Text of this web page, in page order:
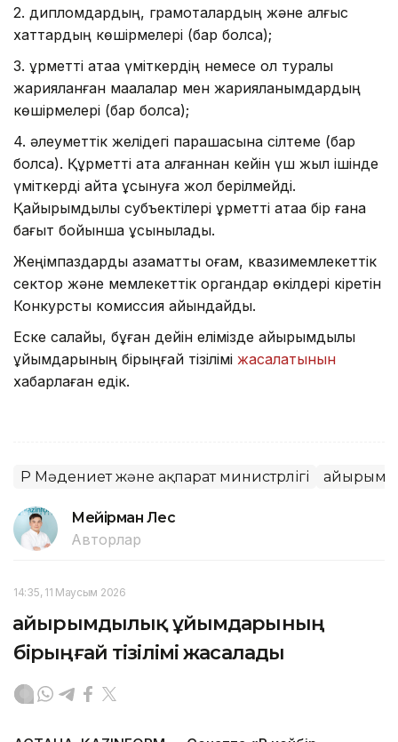
2. дипломдардың, грамоталардың және алғыс
хаттардың көшірмелері (бар болса);
3. құрметті атаққа үміткердің немесе ол туралы
жарияланған мақалалар мен жарияланымдардың
көшірмелері (бар болса);
4. әлеуметтік желідегі парақшасына сілтеме (бар
болса). Құрметті атақ алғаннан кейін үш жыл ішінде
үміткерді қайта ұсынуға жол берілмейді.
Қайырымдылық субъектілері құрметті атаққа бір ғана
бағыт бойынша ұсынылады.
Жеңімпаздарды азаматтық қоғам, квазимемлекеттік
сектор және мемлекеттік органдар өкілдері кіретін
Конкурстық комиссия айқындайды.
Еске салайық, бұған дейін елімізде қайырымдылық
ұйымдарының бірыңғай тізілімі жасалатынын
хабарлаған едік.
ҚР Мәдениет және ақпарат министрлігі
Мейірман Лес
Авторлар
14:35, 11 Маусым 2026
Қайырымдылық ұйымдарының
бірыңғай тізілімі жасалады